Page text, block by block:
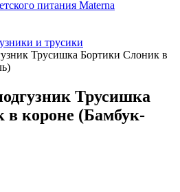
питания Materna
и трусики
Трусишка Бортики Слоник в
Трусишка
короне (Бамбук-